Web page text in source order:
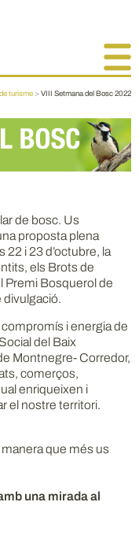
turisme > VIII Setmana del Bosc 2022
de bosc. Us
proposta plena
22 i 23 d’octubre, la
els Brots de
Premi Bosquerol de
divulgació.
i energia de
del Baix
Montnegre- Corredor,
comerços,
enriqueixen i
el nostre territori.
manera que més us
una mirada al